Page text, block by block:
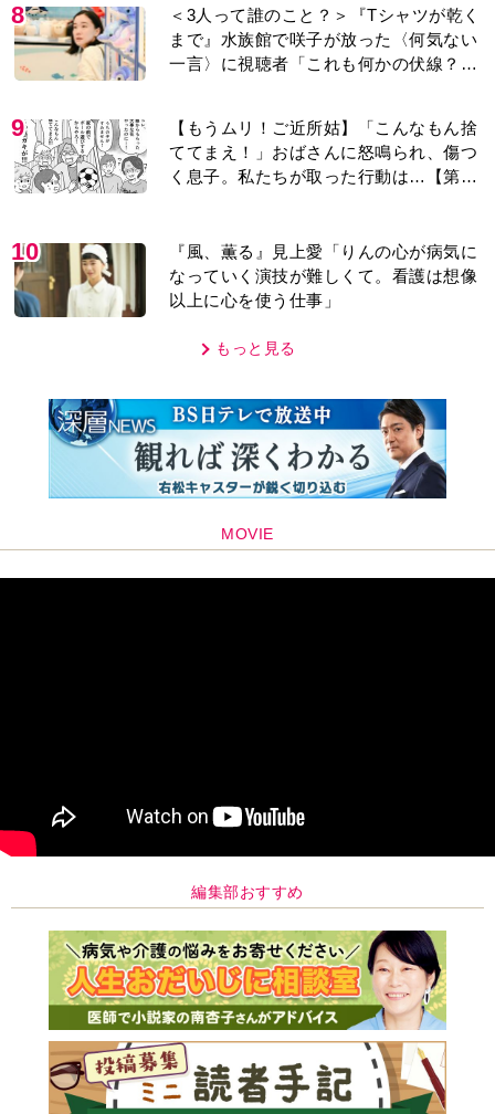
8
＜3人って誰のこと？＞『Tシャツが乾く
まで』水族館で咲子が放った〈何気ない
一言〉に視聴者「これも何かの伏線？」
9
【もうムリ！ご近所姑】「こんなもん捨
ててまえ！」おばさんに怒鳴られ、傷つ
く息子。私たちが取った行動は…【第3
10
『風、薫る』見上愛「りんの心が病気に
なっていく演技が難しくて。看護は想像
以上に心を使う仕事」
もっと見る
MOVIE
編集部おすすめ